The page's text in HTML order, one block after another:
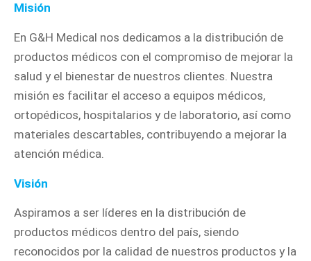
Misión
En G&H Medical nos dedicamos a la distribución de
productos médicos con el compromiso de mejorar la
salud y el bienestar de nuestros clientes. Nuestra
misión es facilitar el acceso a equipos médicos,
ortopédicos, hospitalarios y de laboratorio, así como
materiales descartables, contribuyendo a mejorar la
atención médica.
Visión
Aspiramos a ser líderes en la distribución de
productos médicos dentro del país, siendo
reconocidos por la calidad de nuestros productos y la